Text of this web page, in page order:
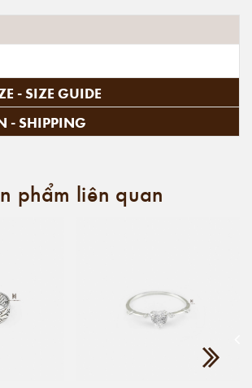
- SIZE GUIDE
- SHIPPING
phẩm liên quan